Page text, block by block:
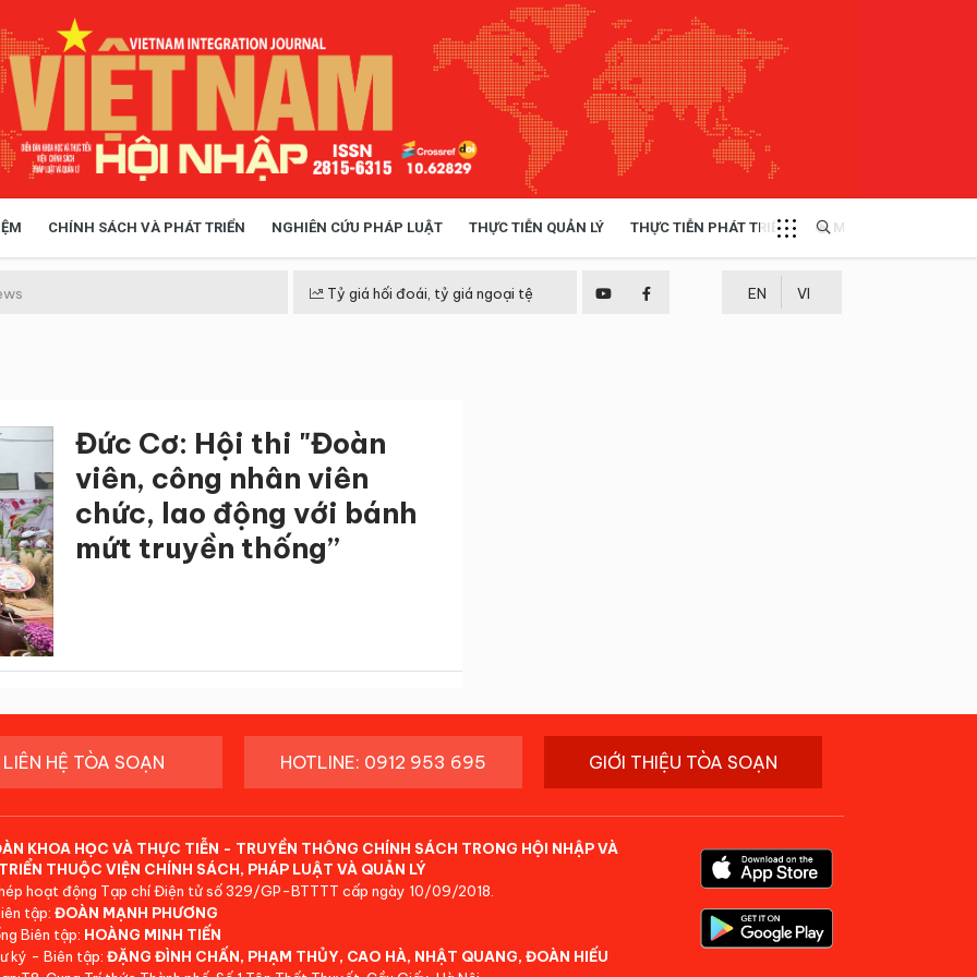
CHÍNH SÁCH VÀ PHÁT TRIỂN NGHIÊN CỨU PHÁP LUẬT THỰC TIỄN QUẢN LÝ THỰC TIỄN PHÁT TRIỂN MULTIMEDIA
Tỷ giá hối đoái, tỷ giá ngoại tệ EN VI
Đức Cơ: Hội thi "Đoàn
viên, công nhân viên
chức, lao động với bánh
mứt truyền thống”
LIÊN HỆ TÒA SOẠN HOTLINE: 0912 953 695 GIỚI THIỆU TÒA SOẠN
KHOA HỌC VÀ THỰC TIỄN - TRUYỀN THÔNG CHÍNH SÁCH TRONG HỘI NHẬP VÀ
THUỘC VIỆN CHÍNH SÁCH, PHÁP LUẬT VÀ QUẢN LÝ
hoạt động Tạp chí Điện tử số 329/GP-BTTTT cấp ngày 10/09/2018.
tập: ĐOÀN MẠNH PHƯƠNG
Biên tập: HOÀNG MINH TIẾN
ký - Biên tập: ĐẶNG ĐÌNH CHẤN, PHẠM THỦY, CAO HÀ, NHẬT QUANG, ĐOÀN HIẾU